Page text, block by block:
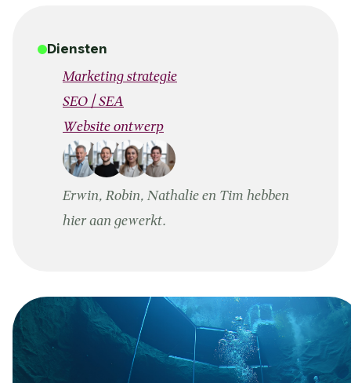
Diensten
Marketing strategie
SEO / SEA
Website ontwerp
Erwin, Robin, Nathalie en Tim hebben
hier aan gewerkt.